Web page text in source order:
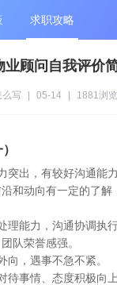
求职攻略
业顾问自我评价
么写 05-14 1881浏览
突出，有较好沟通能
和动向有一定的了解
理能力，沟通协调执
队荣誉感强。
向，遇事不急不紧。
待事情、态度积极向